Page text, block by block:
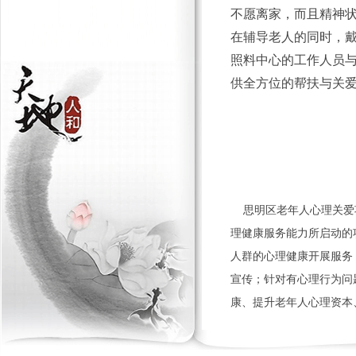
不愿离家，而且精神
在辅导老人的同时，
照料中心的工作人员
供全方位的帮扶与关
思明区老年人心理关爱
理健康服务能力所启动的
人群的心理健康开展服
宣传； 针对有心理行为
康、提升老年人心理资